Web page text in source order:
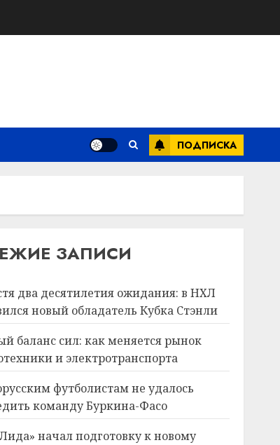
ПОДПИСКА
ЗАПИСИ
два десятилетия ожидания: в НХЛ
новый обладатель Кубка Стэнли
баланс сил: как меняется рынок
и электротранспорта
футболистам не удалось
команду Буркина-Фасо
начал подготовку к новому